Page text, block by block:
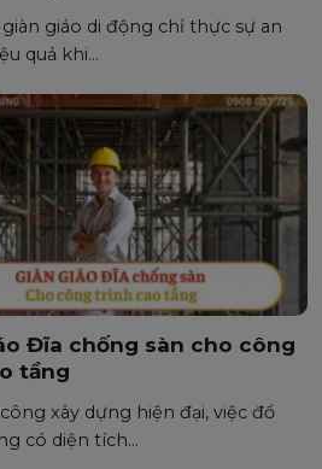
giáo di động chỉ thực sự an
quả khi...
Đĩa chống sàn cho công
tầng
xây dựng hiện đại, việc đổ
có diện tích...